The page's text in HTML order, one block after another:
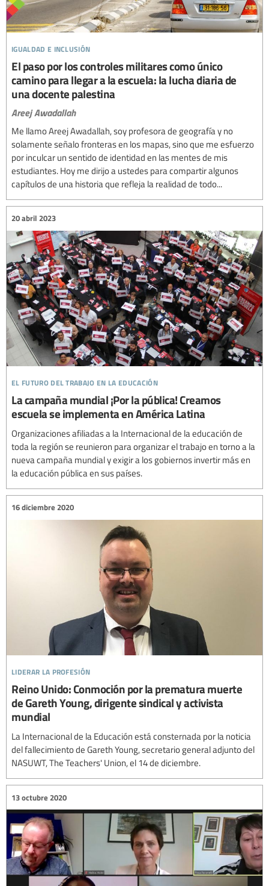
igualdad e inclusión
El paso por los controles militares como único
camino para llegar a la escuela: la lucha diaria de
una docente palestina
Areej Awadallah
Me llamo Areej Awadallah, soy profesora de geografía y no
solamente señalo fronteras en los mapas, sino que me esfuerzo
por inculcar un sentido de identidad en las mentes de mis
estudiantes. Hoy me dirijo a ustedes para compartir algunos
capítulos de una historia que refleja la realidad de todo...
el futuro del trabajo en la educación
20 abril 2023
La campaña mundial ¡Por la pública! Creamos
escuela se implementa en América Latina
Organizaciones afiliadas a la Internacional de la educación de
toda la región se reunieron para organizar el trabajo en torno a la
nueva campaña mundial y exigir a los gobiernos invertir más en
la educación pública en sus países.
liderar la profesión
16 diciembre 2020
Reino Unido: Conmoción por la prematura muerte
de Gareth Young, dirigente sindical y activista
mundial
La Internacional de la Educación está consternada por la noticia
del fallecimiento de Gareth Young, secretario general adjunto del
NASUWT, The Teachers' Union, el 14 de diciembre.
13 octubre 2020